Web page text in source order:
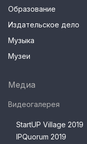
Образование
Издательское дело
Музыка
Музеи
Медиа
Видеогалерея
StartUP Village 2019
IPQuorum 2019